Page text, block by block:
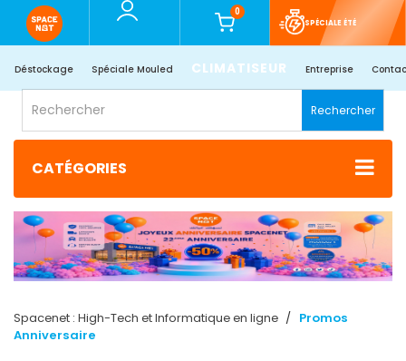
0
SPÉCIALE ÉTÉ
Déstockage Spéciale Mouled CLIMATISEUR Entreprise
Rechercher
CATÉGORIES
Spacenet : High-Tech et Informatique en ligne
Promos
Anniversaire